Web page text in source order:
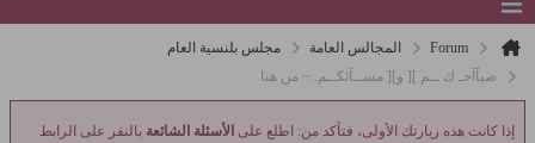
Forum المجالس العامة
مجلس بلنسية العام
صبآآحـ ك ــم ][ و][ مســآئكــم..~ من هنا
إذا كانت هذه زيارتك الأولى، فتأكد من: اطلع على الأسئلة الشائعة بالنقر على الرابط